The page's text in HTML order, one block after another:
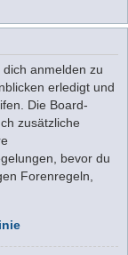
anmelden zu
erledigt und
Die Board-
zusätzliche
bevor du
Forenregeln,